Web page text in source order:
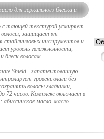
для зеркального блеска и
гладкости
с тающей текстурой усмиряет
волосы, защищает от
стайлинговых инструментов и
уровень увлажненности,
блеск волосам.
Shield - запатентованную
уровень влаги без
волосы гладкими,
72 часов. Комплекс включает в
абиссинское масло, масло